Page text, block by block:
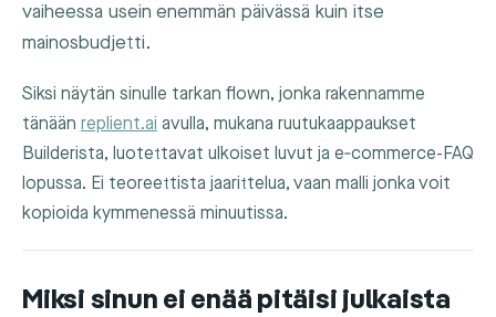
vaiheessa usein enemmän päivässä kuin itse
mainosbudjetti.
Siksi näytän sinulle tarkan flown, jonka rakennamme
tänään replient.ai avulla, mukana ruutukaappaukset
Builderista, luotettavat ulkoiset luvut ja e‑commerce-FAQ
lopussa. Ei teoreettista jaarittelua, vaan malli jonka voit
kopioida kymmenessä minuutissa.
Miksi sinun ei enää pitäisi julkaista